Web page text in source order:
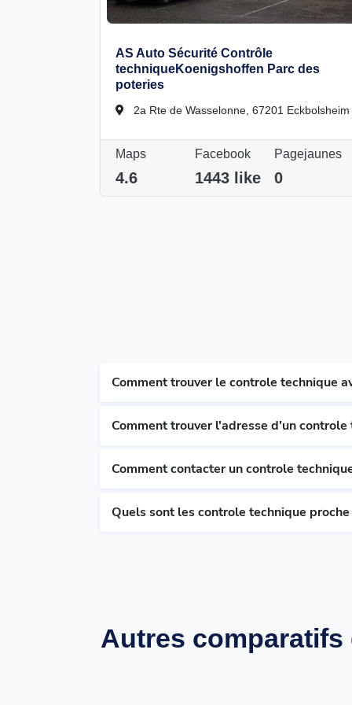
AS Auto Sécurité Contrôle
techniqueKoenigshoffen Parc des
poteries
2a Rte de Wasselonne, 67201 Eckbolsheim
Maps
4.6
Facebook
1443 like
Pagejaunes
0
Comment trouver le controle technique
Comment trouver l'adresse d'un
Comment contacter un controle
Quels sont les controle technique
Autres